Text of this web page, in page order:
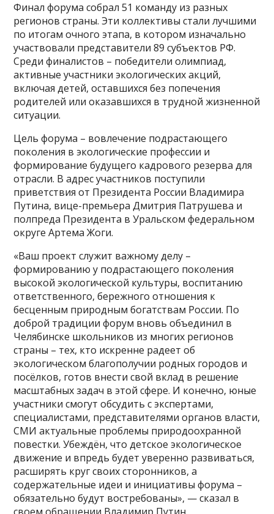
Финал форума собрал 51 команду из разных
регионов страны. Эти коллективы стали лучшими
по итогам очного этапа, в котором изначально
участвовали представители 89 субъектов РФ.
Среди финалистов – победители олимпиад,
активные участники экологических акций,
включая детей, оставшихся без попечения
родителей или оказавшихся в трудной жизненной
ситуации.
Цель форума – вовлечение подрастающего
поколения в экологические профессии и
формирование будущего кадрового резерва для
отрасли. В адрес участников поступили
приветствия от Президента России Владимира
Путина, вице-премьера Дмитрия Патрушева и
полпреда Президента в Уральском федеральном
округе Артема Жоги.
«Ваш проект служит важному делу –
формированию у подрастающего поколения
высокой экологической культуры, воспитанию
ответственного, бережного отношения к
бесценным природным богатствам России. По
доброй традиции форум вновь объединил в
Челябинске школьников из многих регионов
страны – тех, кто искренне радеет об
экологическом благополучии родных городов и
посёлков, готов внести свой вклад в решение
масштабных задач в этой сфере. И конечно, юные
участники смогут обсудить с экспертами,
специалистами, представителями органов власти,
СМИ актуальные проблемы природоохранной
повестки. Убеждён, что детское экологическое
движение и впредь будет уверенно развиваться,
расширять круг своих сторонников, а
содержательные идеи и инициативы форума –
обязательно будут востребованы», — сказал в